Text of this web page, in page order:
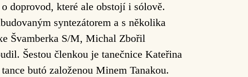
doprovod, které ale obstojí i sólově.
syntezátorem a s několika
Švamberka S/M, Michal Zbořil
Šestou členkou je tanečnice Kateřina
butó založenou Minem Tanakou.